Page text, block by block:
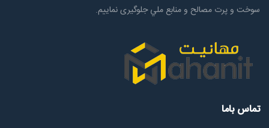
سوخت و پرت مصالح و منابع ملي جلوگیری نماییم.
تماس باما